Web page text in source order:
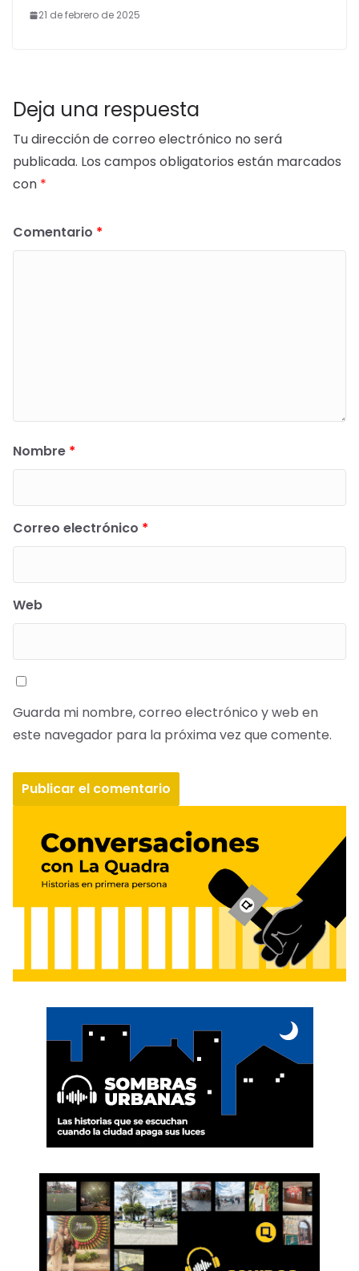
21 de febrero de 2025
Deja una respuesta
Tu dirección de correo electrónico no será
publicada. Los campos obligatorios están marcados
con *
Comentario *
Nombre *
Correo electrónico *
Web
Guarda mi nombre, correo electrónico y web en
este navegador para la próxima vez que comente.